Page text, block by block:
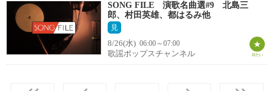
SONG FILE 演歌名曲選#9 北島三
郎、村田英雄、都はるみ他
見
8/26(水) 06:00～07:00
歌謡ポップスチャンネル